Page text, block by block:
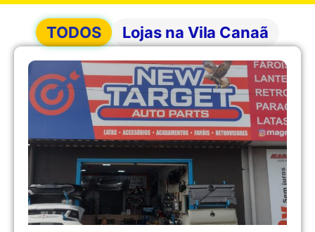
Lojas na Vila Canaã
TODOS